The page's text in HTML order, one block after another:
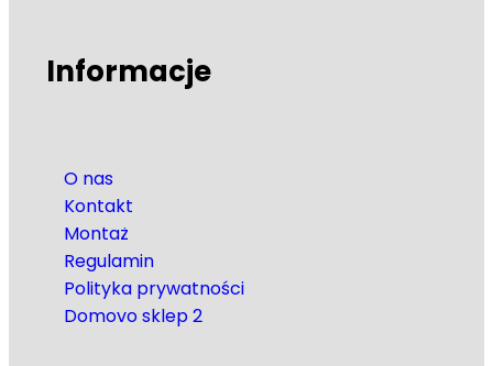
Informacje
O nas
Kontakt
Montaż
Regulamin
Polityka prywatności
Domovo sklep 2